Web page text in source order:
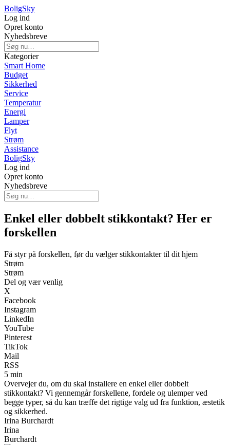
BoligSky
Log ind
Opret konto
Nyhedsbreve
Kategorier
Smart Home
Budget
Sikkerhed
Service
Temperatur
Energi
Lamper
Flyt
Strøm
Assistance
BoligSky
Log ind
Opret konto
Nyhedsbreve
Enkel eller dobbelt stikkontakt? Her er
forskellen
Få styr på forskellen, før du vælger stikkontakter til dit hjem
Strøm
Strøm
Del og vær venlig
X
Facebook
Instagram
LinkedIn
YouTube
Pinterest
TikTok
Mail
RSS
5 min
Overvejer du, om du skal installere en enkel eller dobbelt
stikkontakt? Vi gennemgår forskellene, fordele og ulemper ved
begge typer, så du kan træffe det rigtige valg ud fra funktion, æstetik
og sikkerhed.
Irina Burchardt
Irina
Burchardt